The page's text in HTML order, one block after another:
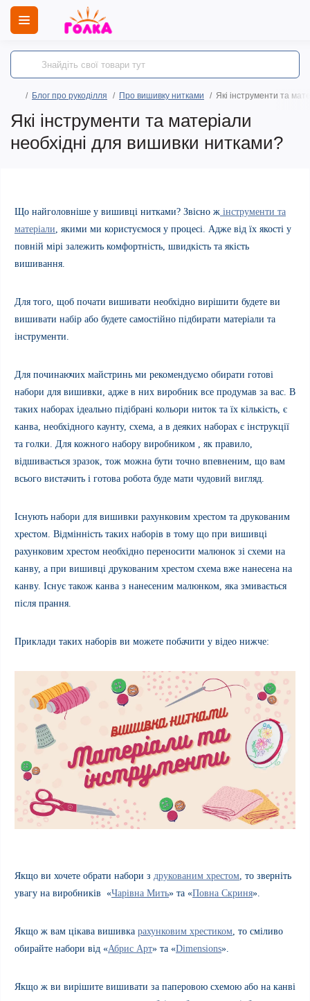
Блог про рукоділля Про вишивку нитками Які інструменти та
Які інструменти та матеріали
необхідні для вишивки нитками?
Що найголовніше у вишивці нитками? Звісно ж інструменти та
матеріали, якими ми користуємося у процесі. Адже від їх якості у
повній мірі залежить комфортність, швидкість та якість
вишивання.
Для того, щоб почати вишивати необхідно вирішити будете ви
вишивати набір або будете самостійно підбирати матеріали та
інструменти.
Для починаючих майстринь ми рекомендуємо обирати готові
набори для вишивки, адже в них виробник все продумав за вас. В
таких наборах ідеально підібрані кольори ниток та їх кількість, є
канва, необхідного каунту, схема, а в деяких наборах є інструкції
та голки. Для кожного набору виробником , як правило,
відшивається зразок, тож можна бути точно впевненим, що вам
всього вистачить і готова робота буде мати чудовий вигляд.
Існують набори для вишивки рахунковим хрестом та друкованим
хрестом. Відмінність таких наборів в тому що при вишивці
рахунковим хрестом необхідно переносити малюнок зі схеми на
канву, а при вишивці друкованим хрестом схема вже нанесена на
канву. Існує також канва з нанесеним малюнком, яка змивається
після прання.
Приклади таких наборів ви можете побачити у відео нижче:
Якщо ви хочете обрати набори з друкованим хрестом, то зверніть
увагу на виробників «Чарівна Мить» та «Повна Скриня».
Якщо ж вам цікава вишивка рахунковим хрестиком, то сміливо
обирайте набори від «Абрис Арт» та «Dimensions».
Якщо ж ви вирішите вишивати за паперовою схемою або на канві